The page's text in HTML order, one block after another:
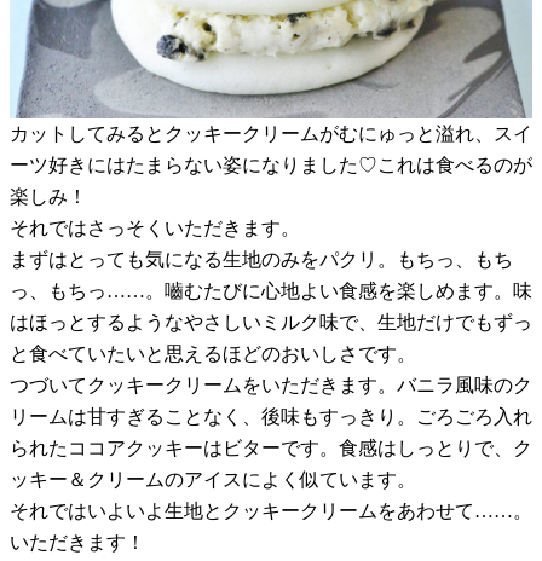
カットしてみるとクッキークリームがむにゅっと溢れ、スイ
ーツ好きにはたまらない姿になりました♡これは食べるのが
楽しみ！
それではさっそくいただきます。
まずはとっても気になる生地のみをパクリ。もちっ、もち
っ、もちっ……。嚙むたびに心地よい食感を楽しめます。味
はほっとするようなやさしいミルク味で、生地だけでもずっ
と食べていたいと思えるほどのおいしさです。
つづいてクッキークリームをいただきます。バニラ風味のク
リームは甘すぎることなく、後味もすっきり。ごろごろ入れ
られたココアクッキーはビターです。食感はしっとりで、ク
ッキー＆クリームのアイスによく似ています。
それではいよいよ生地とクッキークリームをあわせて……。
いただきます！